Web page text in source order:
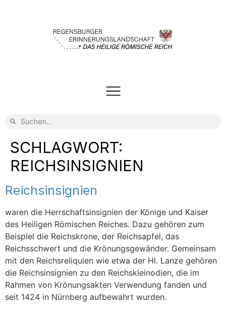
SCHLAGWORT:
REICHSINSIGNIEN
Reichsinsignien
waren die Herrschaftsinsignien der Könige und Kaiser
des Heiligen Römischen Reiches. Dazu gehören zum
Beispiel die Reichskrone, der Reichsapfel, das
Reichsschwert und die Krönungsgewänder. Gemeinsam
mit den Reichsreliquien wie etwa der Hl. Lanze gehören
die Reichsinsignien zu den Reichskleinodien, die im
Rahmen von Krönungsakten Verwendung fanden und
seit 1424 in Nürnberg aufbewahrt wurden.